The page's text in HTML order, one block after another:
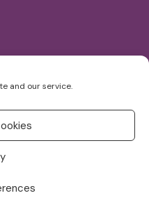
and our service.